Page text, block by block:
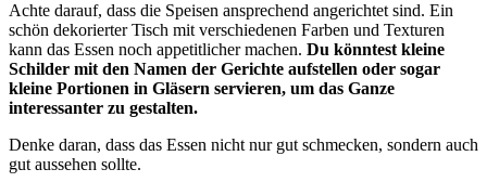
Achte darauf, dass die Speisen ansprechend angerichtet sind. Ein
schön dekorierter Tisch mit verschiedenen Farben und Texturen
kann das Essen noch appetitlicher machen. Du könntest kleine
Schilder mit den Namen der Gerichte aufstellen oder sogar
kleine Portionen in Gläsern servieren, um das Ganze
interessanter zu gestalten.
Denke daran, dass das Essen nicht nur gut schmecken, sondern auch
gut aussehen sollte.